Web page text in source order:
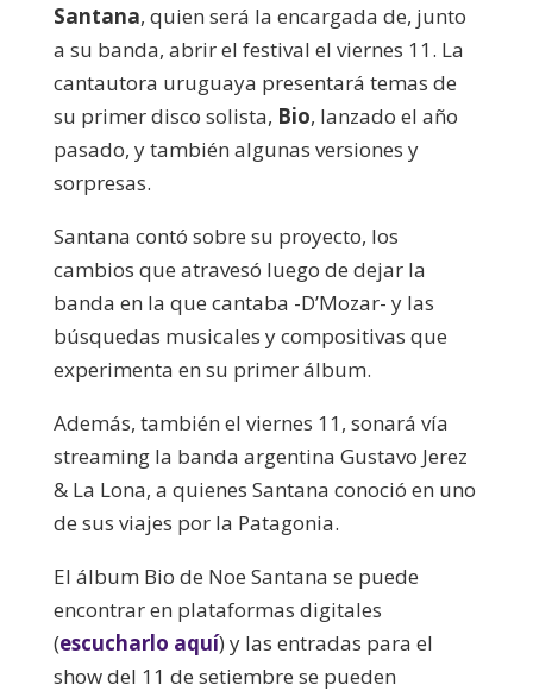
Santana, quien será la encargada de, junto
a su banda, abrir el festival el viernes 11. La
cantautora uruguaya presentará temas de
su primer disco solista, Bio, lanzado el año
pasado, y también algunas versiones y
sorpresas.
Santana contó sobre su proyecto, los
cambios que atravesó luego de dejar la
banda en la que cantaba -D’Mozar- y las
búsquedas musicales y compositivas que
experimenta en su primer álbum.
Además, también el viernes 11, sonará vía
streaming la banda argentina Gustavo Jerez
& La Lona, a quienes Santana conoció en uno
de sus viajes por la Patagonia.
El álbum Bio de Noe Santana se puede
encontrar en plataformas digitales
(escucharlo aquí) y las entradas para el
show del 11 de setiembre se pueden